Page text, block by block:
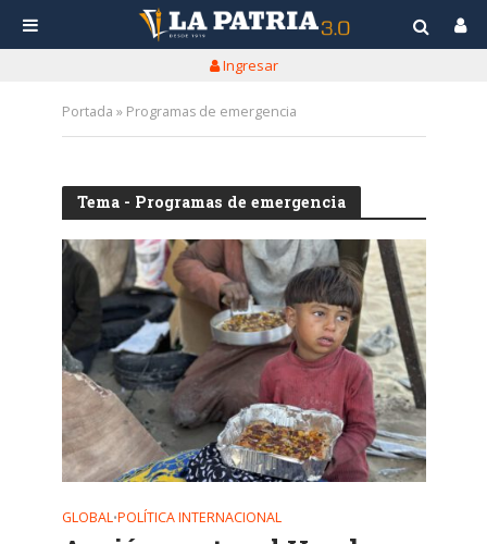
Ingresar
Portada » Programas de emergencia
Tema - Programas de emergencia
GLOBAL•POLÍTICA INTERNACIONAL